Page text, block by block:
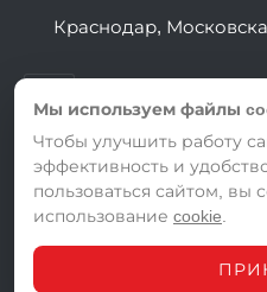
Краснодар,
ВЕРСИЯ ДЛЯ ПЕЧАТИ
ПОЛЬЗОВАТЕЛЬСКОЕ
© 2026 Служба дезинфекции в
Мы используем файлы
Чтобы улучшить работу
эффективность и
пользоваться сайтом, вы
использование cookie